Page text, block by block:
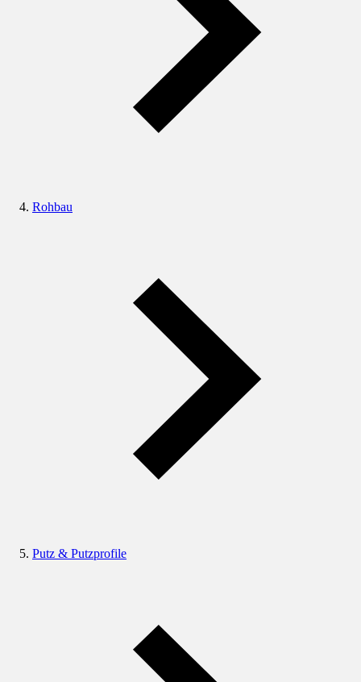
Rohbau
Putz & Putzprofile